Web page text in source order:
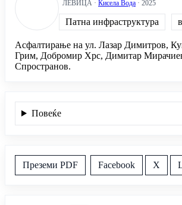
ЛЕВИЦА · Кисела Вода · 2025
Патна инфраструктура
Асфалтирање на ул. Лазар Димитров,
Грим, Добромир Хрс, Димитар
Спространов.
Повеќе
Преземи PDF Facebook X